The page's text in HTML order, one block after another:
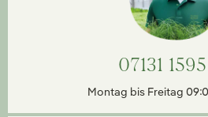
07131
Montag bis Freitag